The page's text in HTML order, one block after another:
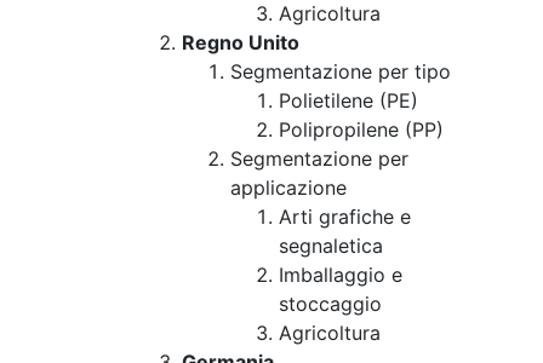
Agricoltura
Regno Unito
Segmentazione per tipo
Polietilene (PE)
Polipropilene (PP)
Segmentazione per
applicazione
Arti grafiche e
segnaletica
Imballaggio e
stoccaggio
Agricoltura